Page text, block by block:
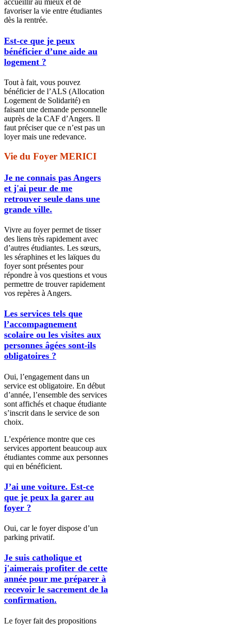
accueillir au mieux et de
favoriser la vie entre étudiantes
dès la rentrée.
Est-ce que je peux
bénéficier d’une aide au
logement ?
Tout à fait, vous pouvez
bénéficier de l’ALS (Allocation
Logement de Solidarité) en
faisant une demande personnelle
auprès de la CAF d’Angers. Il
faut préciser que ce n’est pas un
loyer mais une redevance.
Vie du Foyer MERICI
Je ne connais pas Angers
et j'ai peur de me
retrouver seule dans une
grande ville.
Vivre au foyer permet de tisser
des liens très rapidement avec
d’autres étudiantes. Les sœurs,
les séraphines et les laïques du
foyer sont présentes pour
répondre à vos questions et vous
permettre de trouver rapidement
vos repères à Angers.
Les services tels que
l’accompagnement
scolaire ou les visites aux
personnes âgées sont-ils
obligatoires ?
Oui, l’engagement dans un
service est obligatoire. En début
d’année, l’ensemble des services
sont affichés et chaque étudiante
s’inscrit dans le service de son
choix.
L’expérience montre que ces
services apportent beaucoup aux
étudiantes comme aux personnes
qui en bénéficient.
J’ai une voiture. Est-ce
que je peux la garer au
foyer ?
Oui, car le foyer dispose d’un
parking privatif.
Je suis catholique et
j'aimerais profiter de cette
année pour me préparer à
recevoir le sacrement de la
confirmation.
Le foyer fait des propositions